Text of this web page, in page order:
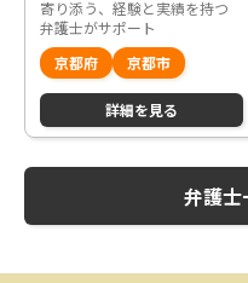
寄り添う、経験と実績を持つ
弁護士がサポート
京都府
京都市
詳細を見る
弁護士